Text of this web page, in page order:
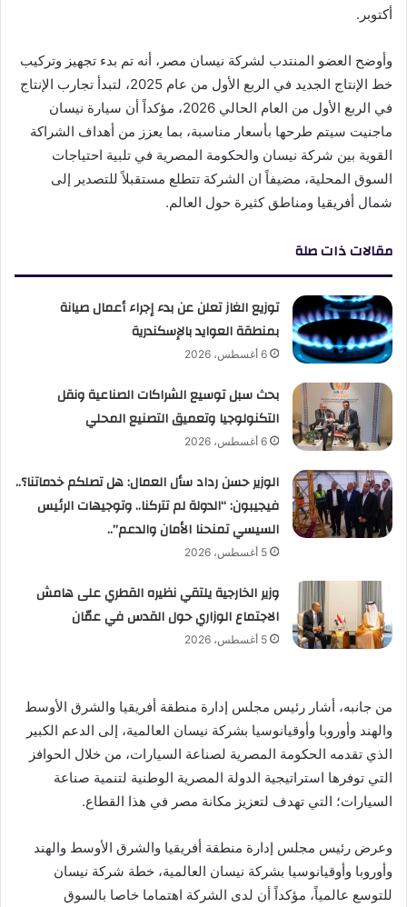
أكتوبر.
وأوضح العضو المنتدب لشركة نيسان مصر، أنه تم بدء تجهيز وتركيب
خط الإنتاج الجديد في الربع الأول من عام 2025، لتبدأ تجارب الإنتاج
في الربع الأول من العام الحالي 2026، مؤكداً أن سيارة نيسان
ماجنيت سيتم طرحها بأسعار مناسبة، بما يعزز من أهداف الشراكة
القوية بين شركة نيسان والحكومة المصرية في تلبية احتياجات
السوق المحلية، مضيفاً ان الشركة تتطلع مستقبلاً للتصدير إلى
شمال أفريقيا ومناطق كثيرة حول العالم.
مقالات ذات صلة
توزيع الغاز تعلن عن بدء إجراء أعمال صيانة
بمنطقة العوايد بالإسكندرية
6 أغسطس، 2026
بحث سبل توسيع الشراكات الصناعية ونقل
التكنولوجيا وتعميق التصنيع المحلي
6 أغسطس، 2026
الوزير حسن رداد سأل العمال: هل تصلكم خدماتنا؟..
فيجيبون: “الدولة لم تتركنا.. وتوجيهات الرئيس
السيسي تمنحنا الأمان والدعم”..
5 أغسطس، 2026
وزير الخارجية يلتقي نظيره القطري على هامش
الاجتماع الوزاري حول القدس في عمّان
5 أغسطس، 2026
من جانبه، أشار رئيس مجلس إدارة منطقة أفريقيا والشرق الأوسط
والهند وأوروبا وأوقيانوسيا بشركة نيسان العالمية، إلى الدعم الكبير
الذي تقدمه الحكومة المصرية لصناعة السيارات، من خلال الحوافز
التي توفرها استراتيجية الدولة المصرية الوطنية لتنمية صناعة
السيارات؛ التي تهدف لتعزيز مكانة مصر في هذا القطاع.
وعرض رئيس مجلس إدارة منطقة أفريقيا والشرق الأوسط والهند
وأوروبا وأوقيانوسيا بشركة نيسان العالمية، خطة شركة نيسان
للتوسع عالمياً، مؤكداً أن لدى الشركة اهتماما خاصا بالسوق